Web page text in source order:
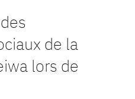
de la
lors de